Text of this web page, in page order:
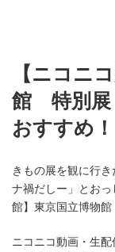
【ニコニ
館 特別展
おすすめ！
きもの展を観に行
ナ禍だしー」とお
館】東京国立博物
ニコニコ動画・生